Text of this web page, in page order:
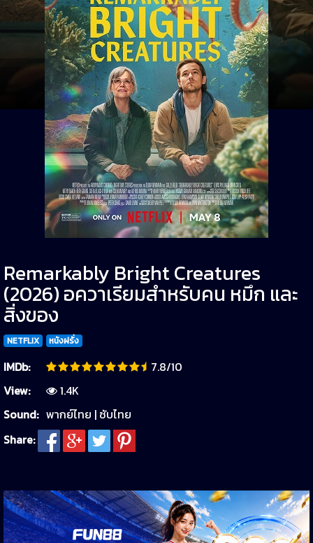
Remarkably Bright Creatures
(2026) อควาเรียมสำหรับคน หมึก และ
สิ่งของ
NETFLIX หนังฝรั่ง
IMDb:
7.8/10
View:
1.4K
Sound: พากย์ไทย | ซับไทย
Share: